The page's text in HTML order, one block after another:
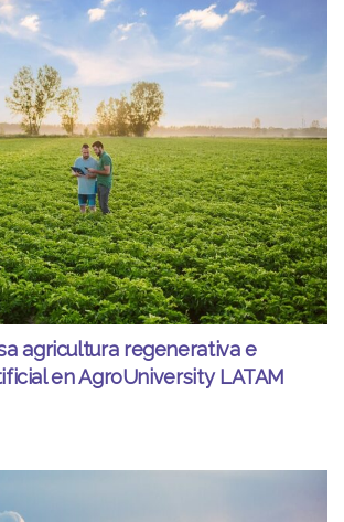
agricultura regenerativa e
en AgroUniversity LATAM